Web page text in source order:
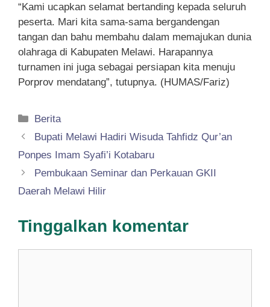
“Kami ucapkan selamat bertanding kepada seluruh
peserta. Mari kita sama-sama bergandengan
tangan dan bahu membahu dalam memajukan dunia
olahraga di Kabupaten Melawi. Harapannya
turnamen ini juga sebagai persiapan kita menuju
Porprov mendatang”, tutupnya. (HUMAS/Fariz)
Kategori
Berita
Bupati Melawi Hadiri Wisuda Tahfidz Qur’an
Ponpes Imam Syafi’i Kotabaru
Pembukaan Seminar dan Perkauan GKII
Daerah Melawi Hilir
Tinggalkan komentar